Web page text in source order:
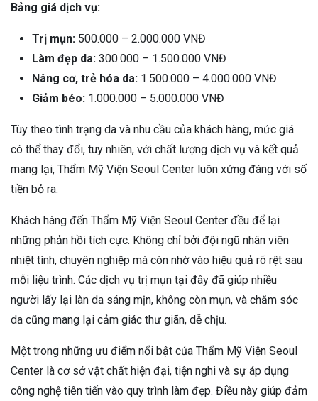
Bảng giá dịch vụ:
Trị mụn: 500.000 – 2.000.000 VNĐ
Làm đẹp da: 300.000 – 1.500.000 VNĐ
Nâng cơ, trẻ hóa da: 1.500.000 – 4.000.000 VNĐ
Giảm béo: 1.000.000 – 5.000.000 VNĐ
Tùy theo tình trạng da và nhu cầu của khách hàng, mức giá
có thể thay đổi, tuy nhiên, với chất lượng dịch vụ và kết quả
mang lại, Thẩm Mỹ Viện Seoul Center luôn xứng đáng với số
tiền bỏ ra.
Khách hàng đến Thẩm Mỹ Viện Seoul Center đều để lại
những phản hồi tích cực. Không chỉ bởi đội ngũ nhân viên
nhiệt tình, chuyên nghiệp mà còn nhờ vào hiệu quả rõ rệt sau
mỗi liệu trình. Các dịch vụ trị mụn tại đây đã giúp nhiều
người lấy lại làn da sáng mịn, không còn mụn, và chăm sóc
da cũng mang lại cảm giác thư giãn, dễ chịu.
Một trong những ưu điểm nổi bật của Thẩm Mỹ Viện Seoul
Center là cơ sở vật chất hiện đại, tiện nghi và sự áp dụng
công nghệ tiên tiến vào quy trình làm đẹp. Điều này giúp đảm